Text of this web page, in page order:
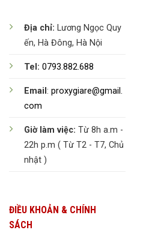
Địa chỉ: Lương Ngọc Quy
ến, Hà Đông, Hà Nội
Tel: 0793.882.688
Email : proxygiare@gmail.
com
Giờ làm việc: Từ 8h a.m -
22h p.m ( Từ T2 - T7, Chủ
nhật )
ĐIỀU KHOẢN & CHÍNH
SÁCH